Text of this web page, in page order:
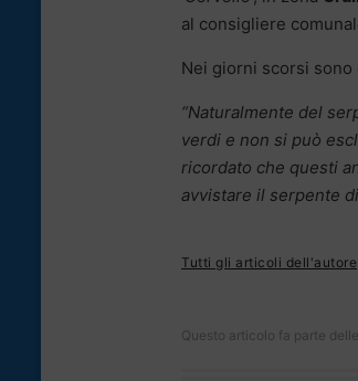
al consigliere
Nei giorni scorsi sono
“Naturalmente del
verdi e non si può
ricordato che questi
avvistare il serpente
Tutti gli articoli dell'autore
Questo articolo fa parte